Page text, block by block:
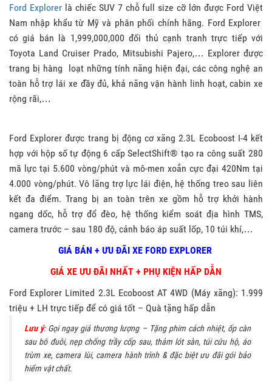
Ford Explorerlà chiếc SUV 7 chỗ full size cỡ lớn được Ford Việt
Nam nhập khẩu từ Mỹ và phân phối chính hãng. Ford Explorer
có giá bán là 1,999,000,000 đối thủ cạnh tranh trực tiếp với
Toyota Land Cruiser Prado, Mitsubishi Pajero,… Explorer được
trang bị hàng loạt những tính năng hiện đại, các công nghệ an
toàn hỗ trợ lái xe đầy đủ, khả năng vận hành linh hoạt, cabin xe
rộng rãi,…
Ford Explorer được trang bị động cơ xăng 2.3L Ecoboost I-4 kết
hợp với hộp số tự động 6 cấp SelectShift® tạo ra công suất 280
mã lực tại 5.600 vòng/phút và mô-men xoắn cực đại 420Nm tại
4.000 vòng/phút. Vô lăng trợ lực lái điện, hệ thống treo sau liên
kết đa điểm. Trang bị an toàn trên xe gồm hỗ trợ khởi hành
ngang dốc, hỗ trợ đổ đèo, hệ thống kiểm soát địa hình TMS,
camera trước – sau 180 độ, cảnh báo áp suất lốp, 10 túi khí,…
GIÁ BÁN + ƯU ĐÃI XE FORD EXPLORER
GIÁ XE ƯU ĐÃI NHẤT + PHỤ KIỆN HẤP DẪN
Ford Explorer Limited 2.3L Ecoboost AT 4WD (Máy xăng): 1.999
triệu + LH trực tiếp để có giá tốt – Quà tặng hấp dẫn
Lưu ý: Gọi ngay giá thương lượng – Tặng phim cách nhiệt, ốp càn
sau bô đuôi, nẹp chống trầy cốp sau, thảm lót sàn, túi cứu hộ, áo
trùm xe, camera lùi, camera hành trình & đặc biệt ưu đãi gói bảo
hiểm vật chất.